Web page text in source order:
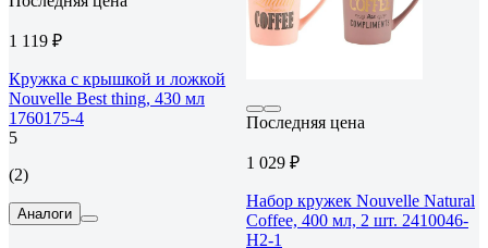
1 119 ₽
Кружка с крышкой и ложкой
Nouvelle Best thing, 430 мл
1760175-4
5
(2)
Аналоги
Последняя цена
1 029 ₽
Набор кружек Nouvelle Natural
Coffee, 400 мл, 2 шт. 2410046-
Н2-1